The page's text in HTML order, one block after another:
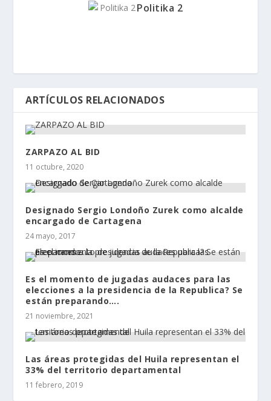
Politika 2
ARTÍCULOS RELACIONADOS
ZARPAZO AL BID
11 octubre, 2020
Designado Sergio Londoño Zurek como alcalde
encargado de Cartagena
24 mayo, 2017
Es el momento de jugadas audaces para las
elecciones a la presidencia de la Republica? Se
están preparando….
21 noviembre, 2021
Las áreas protegidas del Huila representan el
33% del territorio departamental
11 febrero, 2019